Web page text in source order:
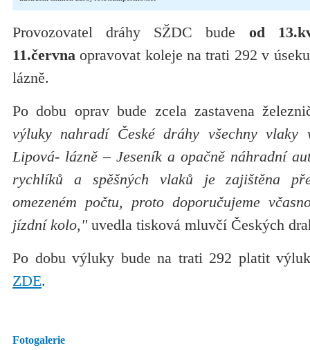
Provozovatel dráhy SŽDC bude od
11.června opravovat koleje na trati 292 v
lázně.
Po dobu oprav bude zcela zastavena
výluky nahradí České dráhy všechny vlaky
Lipová- lázně – Jeseník a opačně náhradní
rychlíků a spěšných vlaků je zajištěna
omezeném počtu, proto doporučujeme
jízdní kolo," uvedla tisková mluvčí Českých
Po dobu výluky bude na trati 292 platit
ZDE.
Fotogalerie